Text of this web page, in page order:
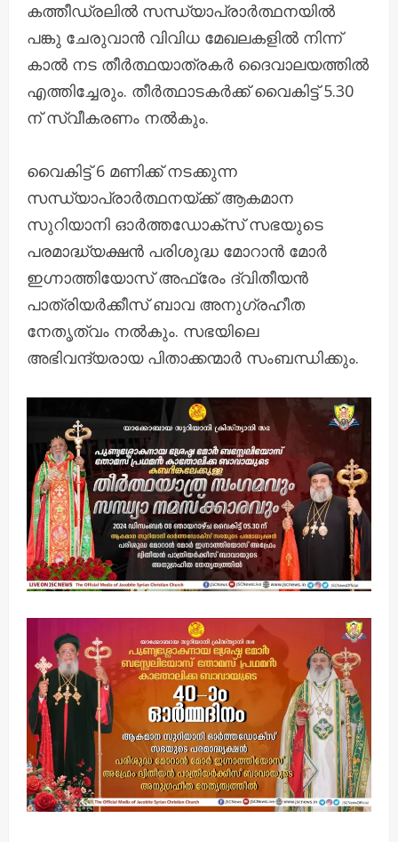
കത്തീഡ്രലിൽ സന്ധ്യാപ്രാർത്ഥനയിൽ
പങ്കു ചേരുവാൻ വിവിധ മേഖലകളിൽ നിന്ന്
കാൽ നട തീർത്ഥയാത്രകർ ദൈവാലയത്തിൽ
എത്തിച്ചേരും. തീർത്ഥാടകർക്ക് വൈകിട്ട് 5.30
ന് സ്വീകരണം നൽകും.
വൈകിട്ട് 6 മണിക്ക് നടക്കുന്ന
സന്ധ്യാപ്രാർത്ഥനയ്ക്ക് ആകമാന
സുറിയാനി ഓർത്തഡോക്സ് സഭയുടെ
പരമാദ്ധ്യക്ഷൻ പരിശുദ്ധ മോറാൻ മോർ
ഇഗ്നാത്തിയോസ് അഫ്രേം ദ്വിതീയൻ
പാത്രിയർക്കീസ് ബാവ അനുഗ്രഹീത
നേതൃത്വം നൽകും. സഭയിലെ
അഭിവന്ദ്യരായ പിതാക്കന്മാർ സംബന്ധിക്കും.